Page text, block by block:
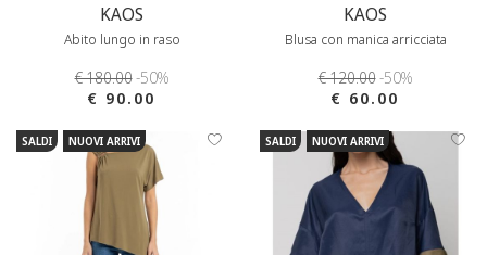
KAOS
Abito lungo in raso
€ 180.00-50%
€ 90.00
KAOS
Blusa con manica arricciata
€ 120.00-50%
€ 60.00
SALDI NUOVI ARRIVI SALDI NUOVI ARRIVI